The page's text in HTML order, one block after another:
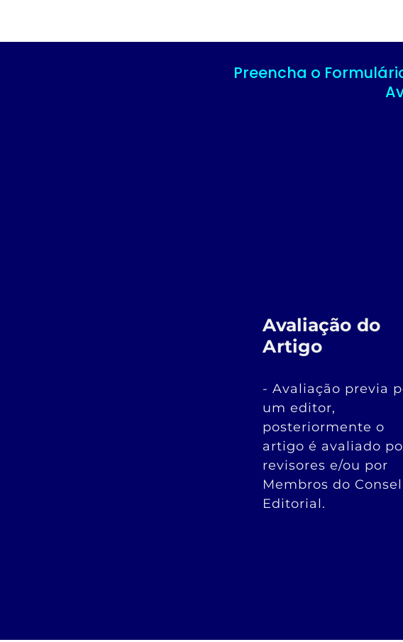
Preencha o
Avaliação do
Artigo
- Avaliação previa
um editor,
posteriormente o
artigo é avaliado
revisores e/ou por
Membros do
Editorial.